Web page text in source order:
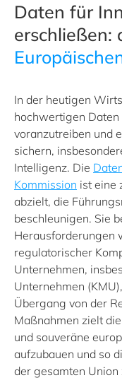
Daten für
erschließen:
In der heutigen
hochwertigen Daten
voranzutreiben und
sichern,
Intelligenz. Die
Kommission ist eine
abzielt, die
beschleunigen. Sie
Herausforderungen
regulatorischer
Unternehmen,
Unternehmen
Übergang von der
Maßnahmen zielt
und souveräne
aufzubauen und so
der gesamten Union